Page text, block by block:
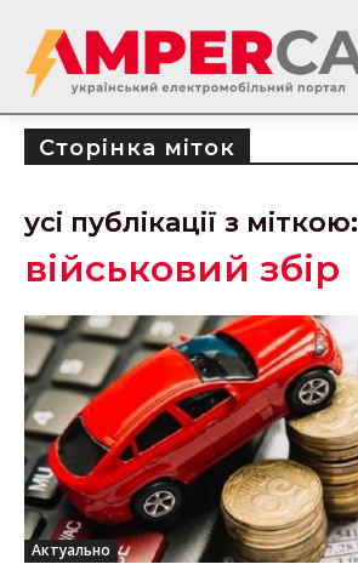
Сторінка міток
усі публікації з міткою:
військовий збір
Актуально